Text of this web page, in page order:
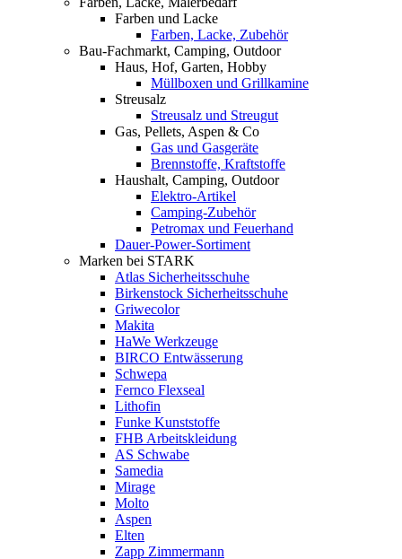
Farben und Lacke
Farben, Lacke, Zubehör
Bau-Fachmarkt, Camping, Outdoor
Haus, Hof, Garten, Hobby
Müllboxen und Grillkamine
Streusalz
Streusalz und Streugut
Gas, Pellets, Aspen & Co
Gas und Gasgeräte
Brennstoffe, Kraftstoffe
Haushalt, Camping, Outdoor
Elektro-Artikel
Camping-Zubehör
Petromax und Feuerhand
Dauer-Power-Sortiment
Marken bei STARK
Atlas Sicherheitsschuhe
Birkenstock Sicherheitsschuhe
Griwecolor
Makita
HaWe Werkzeuge
BIRCO Entwässerung
Schwepa
Fernco Flexseal
Lithofin
Funke Kunststoffe
FHB Arbeitskleidung
AS Schwabe
Samedia
Mirage
Molto
Aspen
Elten
Zapp Zimmermann